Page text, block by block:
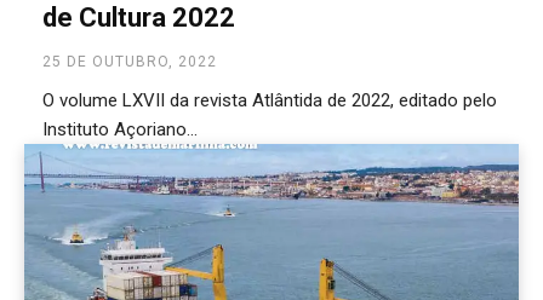
de Cultura 2022
25 DE OUTUBRO, 2022
O volume LXVII da revista Atlântida de 2022, editado pelo
Instituto Açoriano...